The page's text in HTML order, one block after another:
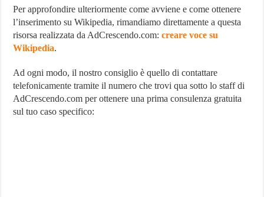
Per approfondire ulteriormente come avviene e come ottenere
l’inserimento su Wikipedia, rimandiamo direttamente a questa
risorsa realizzata da AdCrescendo.com:creare voce su
Wikipedia.
Ad ogni modo, il nostro consiglio è quello di contattare
telefonicamente tramite il numero che trovi qua sotto lo staff di
AdCrescendo.com per ottenere una prima consulenza gratuita
sul tuo caso specifico: